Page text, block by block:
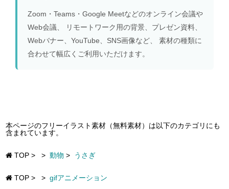
Zoom・Teams・Google Meetなどのオンライン会議や
Web会議、 リモートワーク用の背景、プレゼン資料、
Webバナー、YouTube、SNS画像など、 素材の種類に
合わせて幅広くご利用いただけます。
本ページのフリーイラスト素材（無料素材）は以下のカテゴリにも
含まれています。
TOP > > 動物 > うさぎ
TOP > > gifアニメーション